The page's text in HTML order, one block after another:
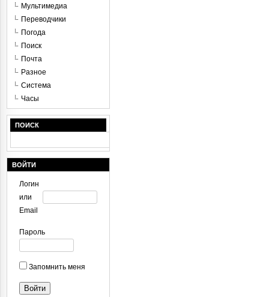
Мультимедиа
Переводчики
Погода
Поиск
Почта
Разное
Система
Часы
ПОИСК
ВОЙТИ
Логин
или
Email
Пароль
Запомнить меня